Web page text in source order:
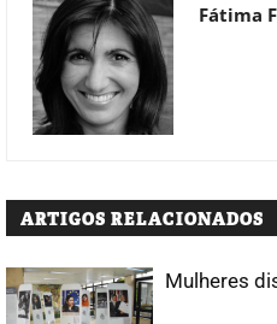
Fátima
ARTIGOS RELACIONADOS
Mulheres